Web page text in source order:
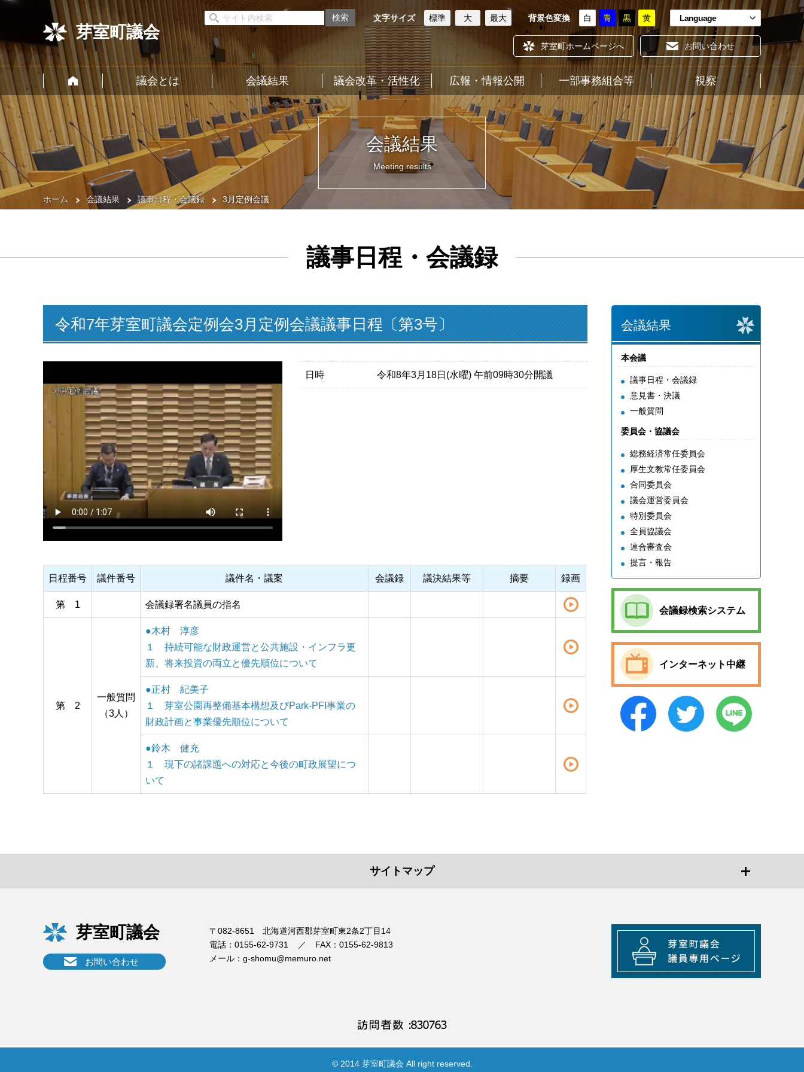
芽室町議会
文字サイズ 標準 大 最大 背景色変換 白 青 黒 黄 Language
芽室町ホームページへ お問い合わせ
ホーム
議会とは 会議結果 議会改革・活性化 広報・情報公開 一部事務組合等 視察
会議結果
Meeting results
ホーム 会議結果 議事日程・会議録 3月定例会議
議事日程・会議録
令和7年芽室町議会定例会3月定例会議議事日程〔第3号〕
日時 令和8年3月18日(水曜) 午前09時30分開議
日程番号 議件番号 議件名・議案 会議録 議決結果等 摘要 録画
第 1 会議録署名議員の指名
第 2
一般質問
（3人）
●木村 淳彦
１ 持続可能な財政運営と公共施設・インフラ更
新、将来投資の両立と優先順位について
●正村 紀美子
１ 芽室公園再整備基本構想及びPark-PFI事業の
財政計画と事業優先順位について
●鈴木 健充
１ 現下の諸課題への対応と今後の町政展望につ
いて
会議結果
本会議
議事日程・会議録
意見書・決議
一般質問
委員会・協議会
総務経済常任委員会
厚生文教常任委員会
合同委員会
議会運営委員会
特別委員会
全員協議会
連合審査会
提言・報告
会議録検索システム
インターネット中継
サイトマップ
芽室町議会
〒082-8651 北海道河西郡芽室町東2条2丁目14
電話： 0155-62-9731
FAX：0155-62-9813
メール： g-shomu@memuro.net
お問い合わせ
© 2014 芽室町議会 All right reserved.